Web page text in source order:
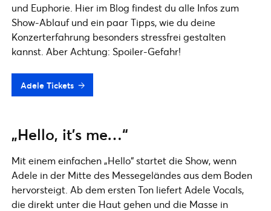
und Euphorie. Hier im Blog findest du alle Infos zum
Show-Ablauf und ein paar Tipps, wie du deine
Konzerterfahrung besonders stressfrei gestalten
kannst. Aber Achtung: Spoiler-Gefahr!
Adele Tickets
„Hello, it’s me…“
Mit einem einfachen „Hello“ startet die Show, wenn
Adele in der Mitte des Messegeländes aus dem Boden
hervorsteigt. Ab dem ersten Ton liefert Adele Vocals,
die direkt unter die Haut gehen und die Masse in